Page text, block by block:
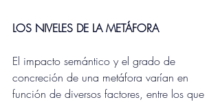
LOS NIVELES DE LA METÁFORA
El impacto semántico y el grado de
concreción de una metáfora varían en
función de diversos factores, entre los que